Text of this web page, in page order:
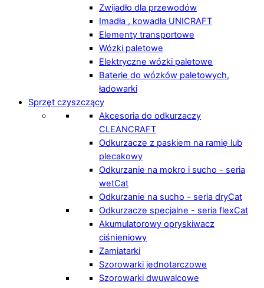
Zwijadło dla przewodów
Imadła , kowadła UNICRAFT
Elementy transportowe
Wózki paletowe
Elektryczne wózki paletowe
Baterie do wózków paletowych,
ładowarki
Sprzęt czyszczący
Akcesoria do odkurzaczy
CLEANCRAFT
Odkurzacze z paskiem na ramię lub
plecakowy
Odkurzanie na mokro i sucho - seria
wetCat
Odkurzanie na sucho - seria dryCat
Odkurzacze specjalne - seria flexCat
Akumulatorowy opryskiwacz
ciśnieniowy
Zamiatarki
Szorowarki jednotarczowe
Szorowarki dwuwalcowe